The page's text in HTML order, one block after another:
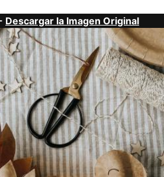
Descargar la Imagen Original